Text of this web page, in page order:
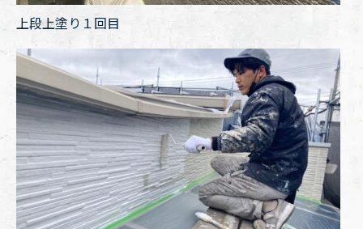
上段上塗り１回目